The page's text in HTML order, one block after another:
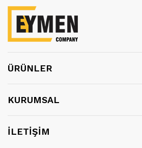
ÜRÜNLER
KURUMSAL
İLETİŞİM